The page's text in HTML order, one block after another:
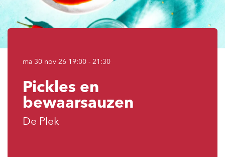
Pickles en
bewaarsauzen
De Plek
ma 30 nov 26 19:00 - 21:30